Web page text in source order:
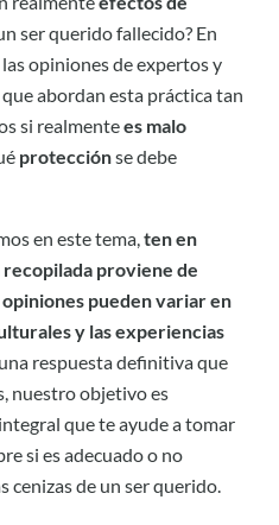
ser querido fallecido? En
opiniones de expertos y
abordan esta práctica tan
si realmentees malo
protecciónse debe
en este tema, ten en
proviene de
pueden variar en
y las experiencias
una respuesta definitiva que
nuestro objetivo es
que te ayude a tomar
si es adecuado o no
cenizas de un ser querido.